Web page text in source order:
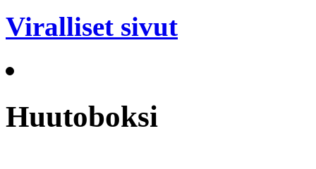
Viralliset sivut
Huutoboksi